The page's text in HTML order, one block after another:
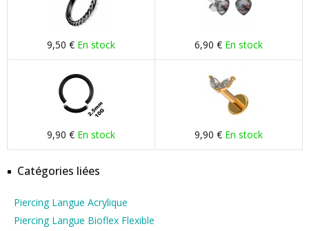
9,50 € En stock 6,90 € En stock
9,90 € En stock 9,90 € En stock
Catégories liées
Piercing Langue Acrylique
Piercing Langue Bioflex Flexible